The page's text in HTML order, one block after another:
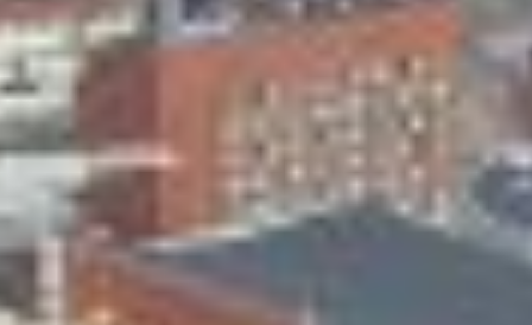
Skeittihalli
Varhaiskasvatus
Ateria- ja välipalamaksut
Mämminiemi
Taideapteekki